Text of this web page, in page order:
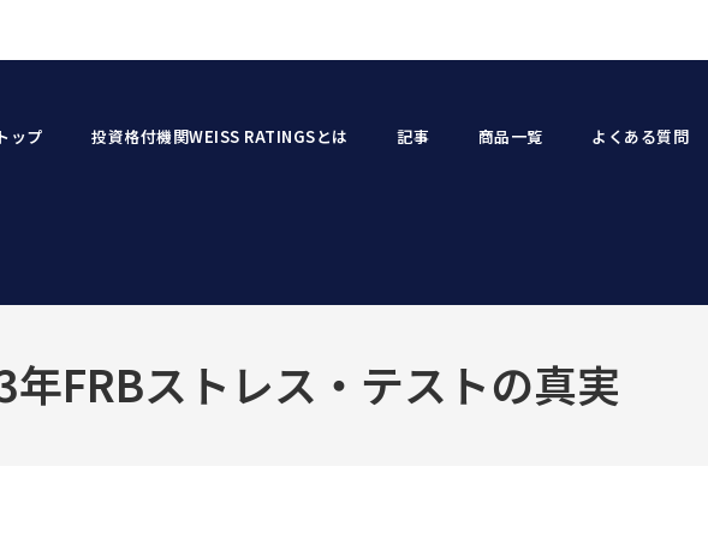
ップ 投資格付機関WEISS RATINGSとは 記事 商品一覧 よくある質問
年FRBストレス・テストの真実